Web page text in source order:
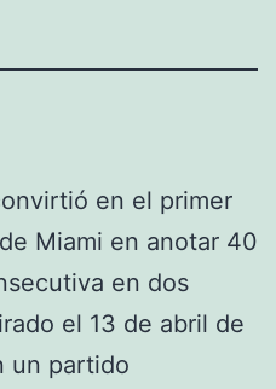
en el primer
Miami en anotar 40
en dos
el 13 de abril de
un partido